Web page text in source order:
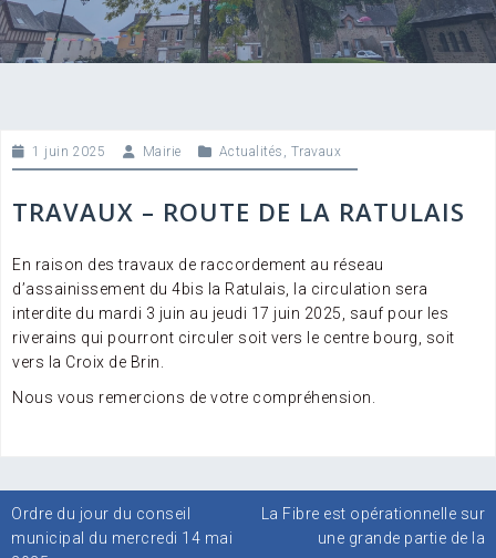
1 juin 2025 Mairie Actualités , Travaux
TRAVAUX – ROUTE DE LA RATULAIS
En raison des travaux de raccordement au réseau
d’assainissement du 4bis la Ratulais, la circulation sera
interdite du mardi 3 juin au jeudi 17 juin 2025, sauf pour les
riverains qui pourront circuler soit vers le centre bourg, soit
vers la Croix de Brin.
Nous vous remercions de votre compréhension.
Navigation
de
Ordre du jour du conseil
municipal du mercredi 14 mai
La Fibre est opérationnelle sur
une grande partie de la